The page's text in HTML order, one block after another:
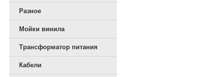
Разное
Мойки винила
Трансформатор питания
Кабели